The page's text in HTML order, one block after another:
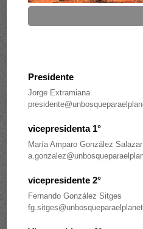
Presidente
Jorge Extramiana
vicepresidenta 1°
María Amparo González Salazar
vicepresidente 2°
Fernando González Sitges